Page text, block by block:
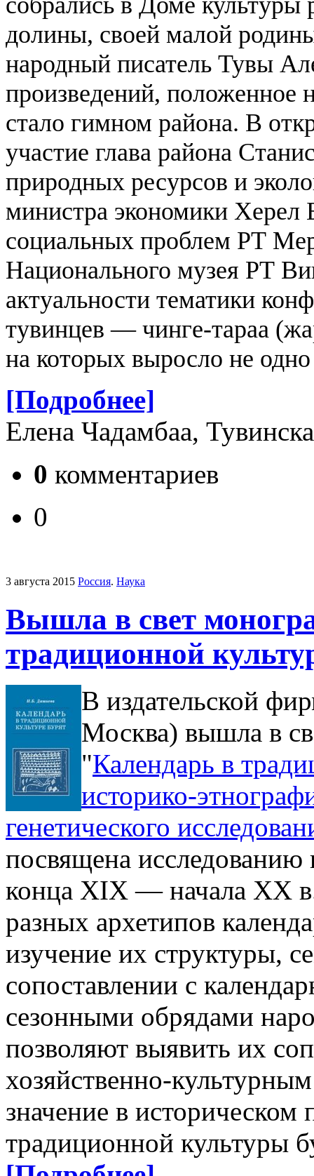
долины, своей малой
народный писатель Тувы
произведений, положенное
стало гимном района. В
участие глава района
природных ресурсов и
министра экономики
социальных проблем РТ
Национального музея РТ
актуальности тематики
тувинцев — чинге-тараа
на которых выросло не
[Подробнее]
Елена Чадамбаа,
0 комментариев
0
3 августа 2015 Россия. Наука
Вышла в свет
традиционной
В издательской
Москва) вышла в
"Календарь в
историко-
генетического
посвящена исследованию
конца XIX — начала XX
разных архетипов
изучение их структуры,
сопоставлении с
сезонными обрядами
позволяют выявить их
хозяйственно-
значение в
традиционной культуры